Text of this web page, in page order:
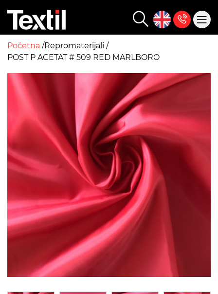
Početna Repromaterijali
POST P ACETAT # 509 RED MARLBORO